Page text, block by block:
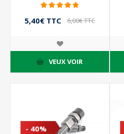
5,40€ TTC 6,00€ TTC
VEUX VOIR
- 40%